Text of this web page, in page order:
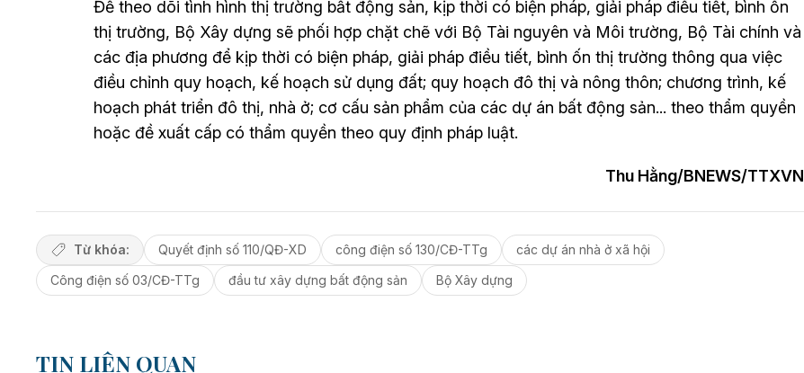
Để theo dõi tình hình thị trường bất động sản, kịp thời có biện pháp, giải pháp điều tiết, bình ổn
thị trường, Bộ Xây dựng sẽ phối hợp chặt chẽ với Bộ Tài nguyên và Môi trường, Bộ Tài chính và
các địa phương để kịp thời có biện pháp, giải pháp điều tiết, bình ốn thị trường thông qua việc
điều chỉnh quy hoạch, kế hoạch sử dụng đất; quy hoạch đô thị và nông thôn; chương trình, kế
hoạch phát triển đô thị, nhà ở; cơ cấu sản phẩm của các dự án bất động sản... theo thẩm quyền
hoặc đề xuất cấp có thẩm quyền theo quy định pháp luật.
Thu Hằng/BNEWS/TTXVN
Từ khóa: Quyết định số 110/QĐ-XD công điện số 130/CĐ-TTg
các dự án nhà ở xã hội
Công điện số 03/CĐ-TTg
đầu tư xây dựng bất động sản Bộ Xây dựng
TIN LIÊN QUAN